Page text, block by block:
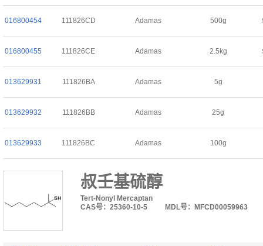
016800454 111826CD Adamas 500g
016800455 111826CE Adamas 2.5kg
013629931 111826BA Adamas 5g
013629932 111826BB Adamas 25g
013629933 111826BC Adamas 100g
叔壬基硫醇
Tert-Nonyl Mercaptan
CAS号：25360-10-5
MDL号：MFCD00059963